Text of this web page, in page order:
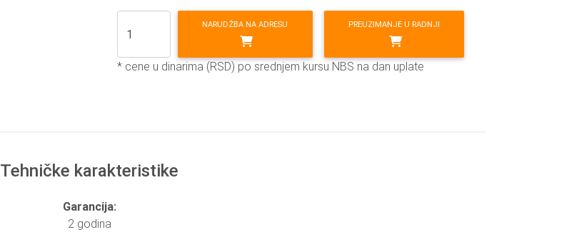
NARUDŽBA NA ADRESU PREUZIMANJE U RADNJI
* cene u dinarima (RSD) po srednjem kursu NBS na dan uplate
Tehničke karakteristike
Garancija:
2 godina